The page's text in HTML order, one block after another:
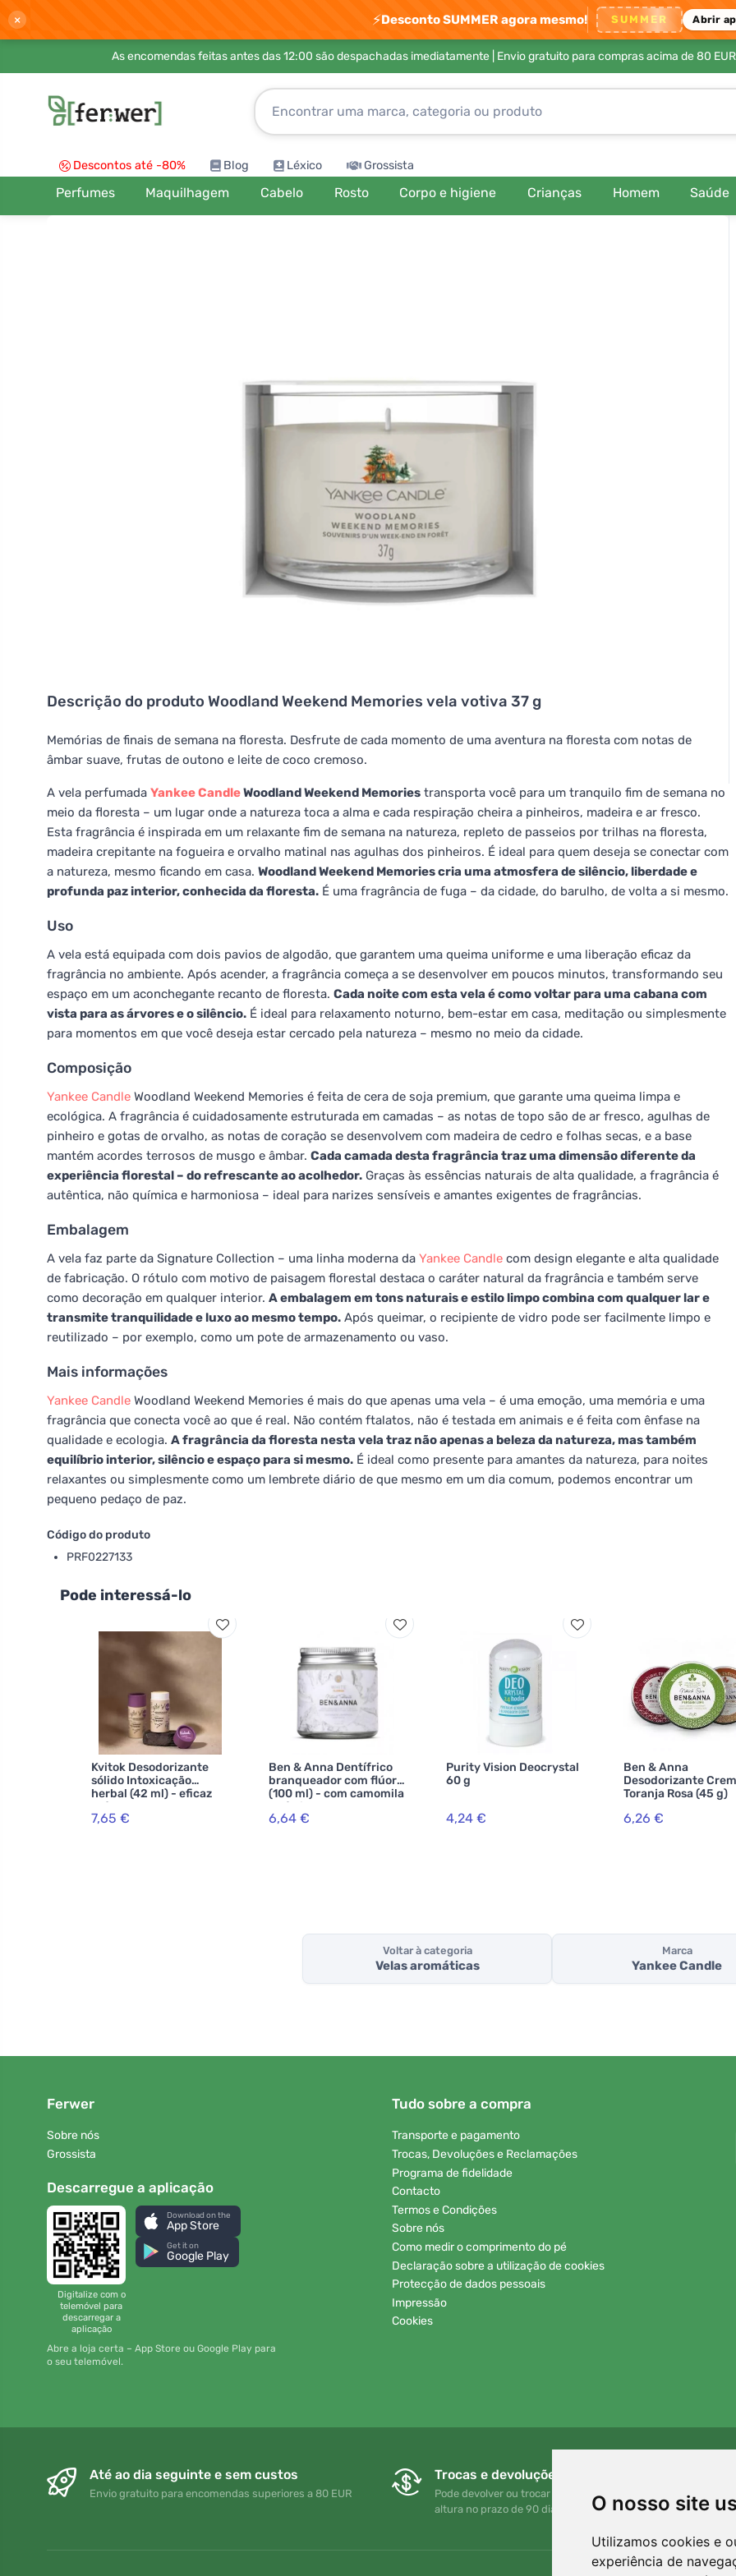
O nosso site
Utilizamos cookies e
experiência de
× ⚡Desconto SUMMER agora mesmo! SUMMER Abrir
As encomendas feitas antes das 12:00 são despachadas imediatamente | Envio gratuito para compras acima de 80 EUR
Descontos até -80% Blog Léxico Grossista
Perfumes Maquilhagem Cabelo Rosto Corpo e higiene Crianças Homem Saúde
Descrição do produto Woodland Weekend Memories vela votiva 37 g
Memórias de finais de semana na floresta. Desfrute de cada momento de uma aventura na floresta com notas de
âmbar suave, frutas de outono e leite de coco cremoso.
A vela perfumada Yankee CandleWoodland Weekend Memories transporta você para um tranquilo fim de semana no
meio da floresta – um lugar onde a natureza toca a alma e cada respiração cheira a pinheiros, madeira e ar fresco.
Esta fragrância é inspirada em um relaxante fim de semana na natureza, repleto de passeios por trilhas na floresta,
madeira crepitante na fogueira e orvalho matinal nas agulhas dos pinheiros. É ideal para quem deseja se conectar com
a natureza, mesmo ficando em casa. Woodland Weekend Memories cria uma atmosfera de silêncio, liberdade e
profunda paz interior, conhecida da floresta. É uma fragrância de fuga – da cidade, do barulho, de volta a si mesmo.
Uso
A vela está equipada com dois pavios de algodão, que garantem uma queima uniforme e uma liberação eficaz da
fragrância no ambiente. Após acender, a fragrância começa a se desenvolver em poucos minutos, transformando seu
espaço em um aconchegante recanto de floresta. Cada noite com esta vela é como voltar para uma cabana com
vista para as árvores e o silêncio. É ideal para relaxamento noturno, bem-estar em casa, meditação ou simplesmente
para momentos em que você deseja estar cercado pela natureza – mesmo no meio da cidade.
Composição
Yankee Candle Woodland Weekend Memories é feita de cera de soja premium, que garante uma queima limpa e
ecológica. A fragrância é cuidadosamente estruturada em camadas – as notas de topo são de ar fresco, agulhas de
pinheiro e gotas de orvalho, as notas de coração se desenvolvem com madeira de cedro e folhas secas, e a base
mantém acordes terrosos de musgo e âmbar. Cada camada desta fragrância traz uma dimensão diferente da
experiência florestal – do refrescante ao acolhedor. Graças às essências naturais de alta qualidade, a fragrância é
autêntica, não química e harmoniosa – ideal para narizes sensíveis e amantes exigentes de fragrâncias.
Embalagem
A vela faz parte da Signature Collection – uma linha moderna da Yankee Candle com design elegante e alta qualidade
de fabricação. O rótulo com motivo de paisagem florestal destaca o caráter natural da fragrância e também serve
como decoração em qualquer interior. A embalagem em tons naturais e estilo limpo combina com qualquer lar e
transmite tranquilidade e luxo ao mesmo tempo. Após queimar, o recipiente de vidro pode ser facilmente limpo e
reutilizado – por exemplo, como um pote de armazenamento ou vaso.
Mais informações
Yankee Candle Woodland Weekend Memories é mais do que apenas uma vela – é uma emoção, uma memória e uma
fragrância que conecta você ao que é real. Não contém ftalatos, não é testada em animais e é feita com ênfase na
qualidade e ecologia. A fragrância da floresta nesta vela traz não apenas a beleza da natureza, mas também
equilíbrio interior, silêncio e espaço para si mesmo. É ideal como presente para amantes da natureza, para noites
relaxantes ou simplesmente como um lembrete diário de que mesmo em um dia comum, podemos encontrar um
pequeno pedaço de paz.
Código do produto
PRF0227133
Pode interessá-lo
Kvitok Desodorizante
sólido Intoxicação
herbal (42 ml) - eficaz
até 24 horas
7,65 €
Ben & Anna Dentífrico
branqueador com flúor
(100 ml) - com camomila
e sálvia
6,64 €
Purity Vision Deocrystal
60 g
4,24 €
Ben & Anna
Desodorizante
Toranja Rosa (45 g)
6,26 €
Voltar à categoria
Velas aromáticas
Marca
Yankee Candle
Ferwer
Sobre nós
Grossista
Descarregue a aplicação
Digitalize com o
telemóvel para
descarregar a
aplicação
Download on the
App Store
Get it on
Google Play
Abre a loja certa – App Store ou Google Play para
o seu telemóvel.
Tudo sobre a compra
Transporte e pagamento
Trocas, Devoluções e Reclamações
Programa de fidelidade
Contacto
Termos e Condições
Sobre nós
Como medir o comprimento do pé
Declaração sobre a utilização de cookies
Protecção de dados pessoais
Impressão
Cookies
Até ao dia seguinte e sem custos
Envio gratuito para encomendas superiores a 80 EUR
Trocas e devoluções gratuitas
Pode devolver ou trocar a sua encomenda em qualquer
altura no prazo de 90 dias